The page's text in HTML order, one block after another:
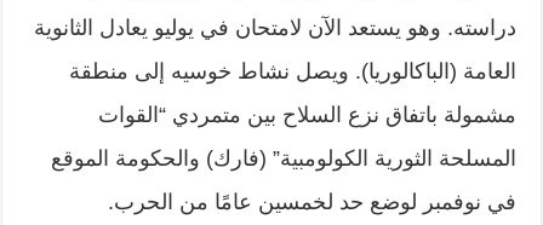
دراسته. وهو يستعد الآن لامتحان في يوليو يعادل الثانوية
العامة (الباكالوريا). ويصل نشاط خوسيه إلى منطقة
مشمولة باتفاق نزع السلاح بين متمردي “القوات
المسلحة الثورية الكولومبية” (فارك) والحكومة الموقع
في نوفمبر لوضع حد لخمسين عامًا من الحرب.